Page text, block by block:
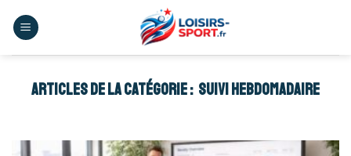
SUIVI HEBDOMADAIRE